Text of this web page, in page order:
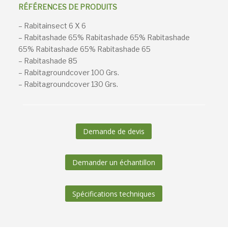
RÉFÉRENCES DE PRODUITS
– Rabitainsect 6 X 6
– Rabitashade 65% Rabitashade 65% Rabitashade
65% Rabitashade 65% Rabitashade 65
– Rabitashade 85
– Rabitagroundcover 100 Grs.
– Rabitagroundcover 130 Grs.
Demande de devis
Demander un échantillon
Spécifications techniques